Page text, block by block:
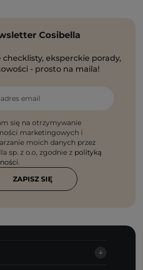
Cosibella
eksperckie porady,
- prosto na maila!
email
się na otrzymywanie
marketingowych i
moich danych przez
sp. z o.o, zgodnie z polityką
.
ZAPISZ SIĘ